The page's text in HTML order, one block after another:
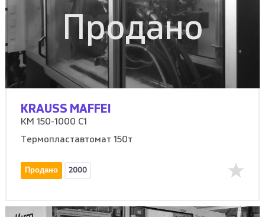
Продано
KRAUSS MAFFEI
KM 150-1000 C1
Термопластавтомат 150т
Продано 2000